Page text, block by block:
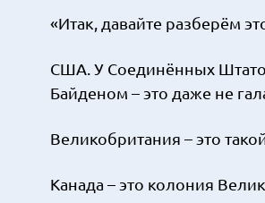
«Итак, давайте разберём
США. У Соединённых
Байденом – это даже не
Великобритания – это
Канада – это колония